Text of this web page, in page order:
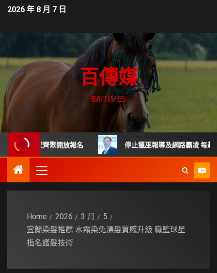
2026 年 8 月 7 日
百傳媒
BAITIMES
家齊聚開放報名 停止獵巫報導及網路霸凌 每起詐騙都是
Home 2026 3 月
5
宜蘭染髮推薦 水霧染免漂髮質感升級 職籃球星
指名護髮技術